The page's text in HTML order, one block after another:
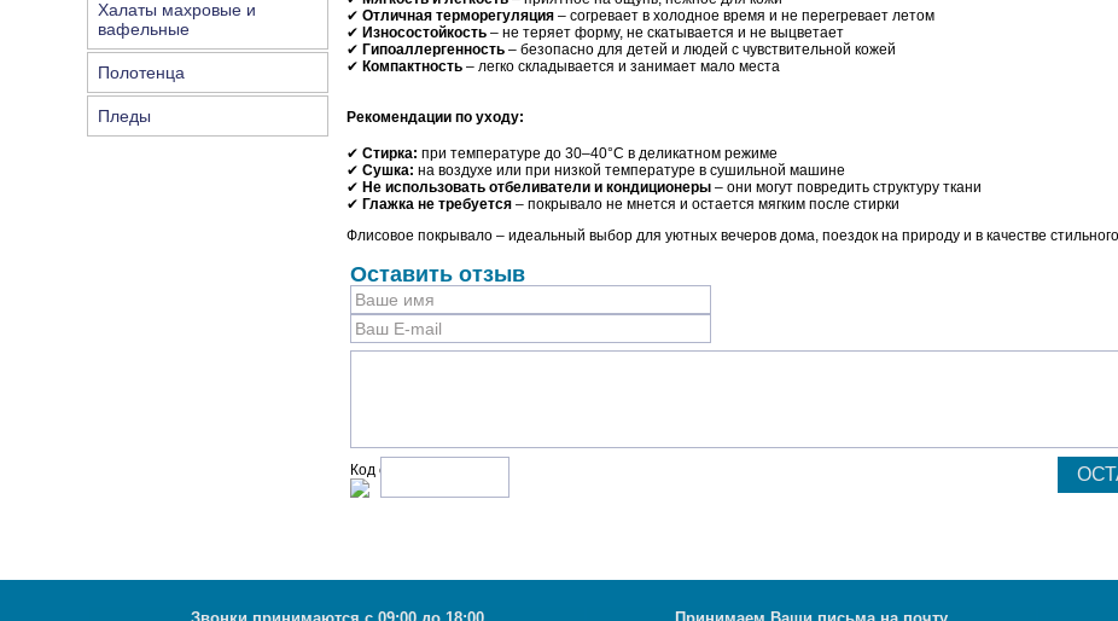
Халаты махровые и
вафельные
Полотенца
Пледы
✔ Отличная терморегуляция – согревает в холодное время и не перегревает летом
✔ Износостойкость – не теряет форму, не скатывается и не выцветает
✔ Гипоаллергенность – безопасно для детей и людей с чувствительной кожей
✔ Компактность – легко складывается и занимает мало места
Рекомендации по уходу:
✔ Стирка: при температуре до 30–40°C в деликатном режиме
✔ Сушка: на воздухе или при низкой температуре в сушильной машине
✔ Не использовать отбеливатели и кондиционеры – они могут повредить структуру ткани
✔ Глажка не требуется – покрывало не мнется и остается мягким после стирки
Флисовое покрывало – идеальный выбор для уютных вечеров дома, поездок на природу и в качестве
Оставить отзыв
Код с рисунка: